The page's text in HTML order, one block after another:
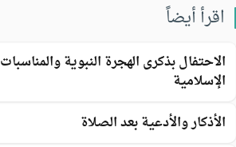
اقرأ أيضاً
الاحتفال بذكرى الهجرة النبوية والمناسبات
الإسلامية
الأذكار والأدعية بعد الصلاة